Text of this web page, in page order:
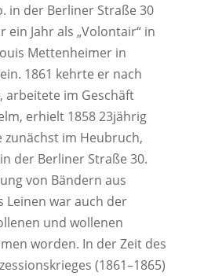
in der Berliner Straße 30
Jahr als „Volontair“ in
Mettenheimer in
1861 kehrte er nach
arbeitete im Geschäft
erhielt 1858 23jährig
zunächst im Heubruch,
der Berliner Straße 30.
von Bändern aus
Leinen war auch der
und wollenen
worden. In der Zeit des
(1861–1865)